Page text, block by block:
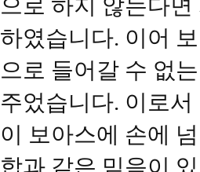
으로 하지 않는다
하였습니다. 이어
으로 들어갈 수 없
주었습니다. 이로
이 보아스에 손에
합과 같은 믿음이